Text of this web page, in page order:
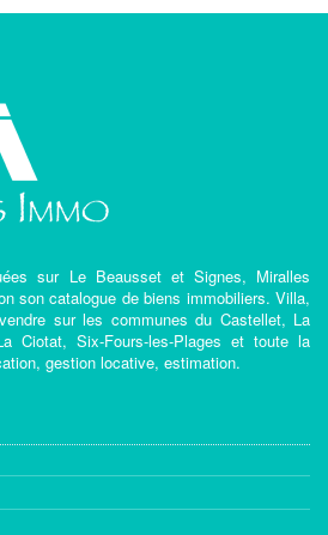
sur Le Beausset et Signes, Miralles
son catalogue de biens immobiliers. Villa,
sur les communes du Castellet, La
Ciotat, Six-Fours-les-Plages et toute la
gestion locative, estimation.